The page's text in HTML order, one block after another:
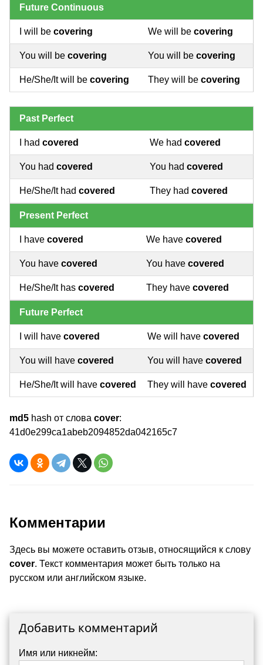
Future Continuous
I will be covering We will be covering
You will be covering You will be covering
He/She/It will be covering They will be covering
Past Perfect
I had covered We had covered
You had covered You had covered
He/She/It had covered They had covered
Present Perfect
I have covered We have covered
You have covered You have covered
He/She/It has covered They have covered
Future Perfect
I will have covered We will have covered
You will have covered You will have covered
He/She/It will have covered They will have covered
md5 hash от слова cover:
41d0e299ca1abeb2094852da042165c7
Комментарии
Здесь вы можете оставить отзыв, относящийся к слову
cover. Текст комментария может быть только на
русском или английском языке.
Добавить комментарий
Имя или никнейм: